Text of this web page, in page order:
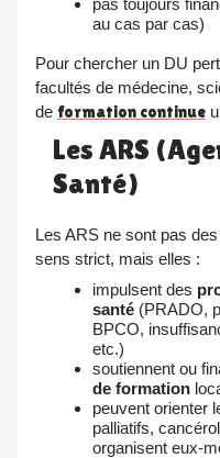
au cas par cas)
Pour chercher un DU pertinent, regardez les sites des
facultés de médecine,
de formation continue
Les ARS (Agences Régionales de
Santé)
Les ARS ne sont pas des organismes de formation au
sens strict, mais elles :
impulsent des
santé (PRADO,
BPCO,
etc.)
soutiennent ou
de formation
peuvent orienter
palliatifs,
organisent eux-